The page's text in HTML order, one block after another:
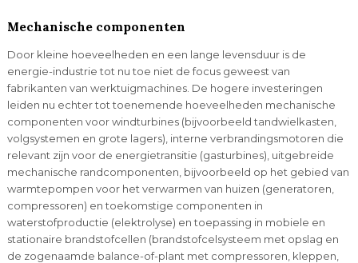
Mechanische componenten
Door kleine hoeveelheden en een lange levensduur is de
energie-industrie tot nu toe niet de focus geweest van
fabrikanten van werktuigmachines. De hogere investeringen
leiden nu echter tot toenemende hoeveelheden mechanische
componenten voor windturbines (bijvoorbeeld tandwielkasten,
volgsystemen en grote lagers), interne verbrandingsmotoren die
relevant zijn voor de energietransitie (gasturbines), uitgebreide
mechanische randcomponenten, bijvoorbeeld op het gebied van
warmtepompen voor het verwarmen van huizen (generatoren,
compressoren) en toekomstige componenten in
waterstofproductie (elektrolyse) en toepassing in mobiele en
stationaire brandstofcellen (brandstofcelsysteem met opslag en
de zogenaamde balance-of-plant met compressoren, kleppen,